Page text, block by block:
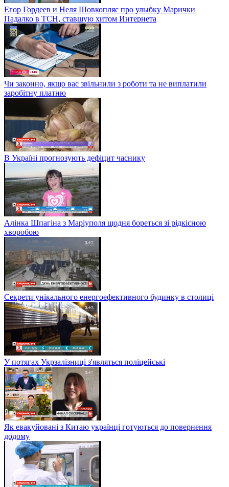
Егор Гордеев и Неля Шовкопляс про улыбку Марички
Падалко в ТСН, ставшую хитом Интернета
Чи законно, якщо вас звільнили з роботи та не виплатили
заробітну платню
В Україні прогнозують дефіцит часнику
Алінка Шпагіна з Маріуполя щодня бореться зі рідкісною
хворобою
Секрети унікального енергоефективного будинку в столиці
У потягах Укрзалізниці з'являться поліцейські
Як евакуйовані з Китаю українці готуються до повернення
додому